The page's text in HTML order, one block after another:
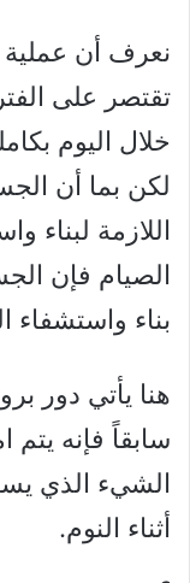
نعرف أن عملية
تقتصر على
خلال اليوم
لكن بما أن
اللازمة لبناء
الصيام فإن
بناء
هنا يأتي دور
سابقاً فإنه
الشيء الذي
أثناء النوم.